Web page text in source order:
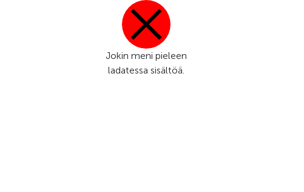
Jokin meni pieleen
ladatessa sisältöä.